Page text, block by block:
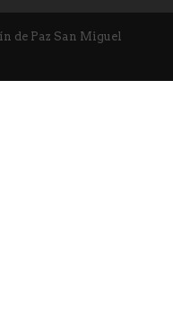
de Paz San Miguel